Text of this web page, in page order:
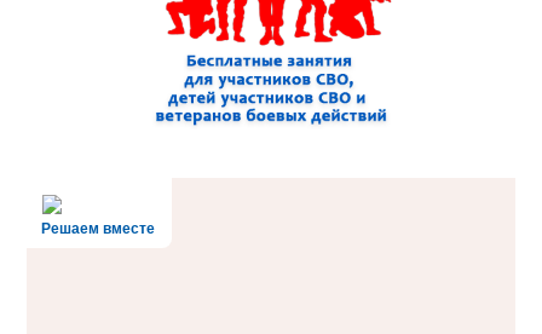
Решаем вместе